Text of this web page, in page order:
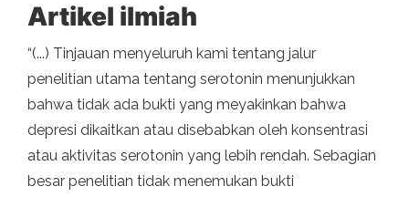
Artikel ilmiah
“(...) Tinjauan menyeluruh kami tentang jalur
penelitian utama tentang serotonin menunjukkan
bahwa tidak ada bukti yang meyakinkan bahwa
depresi dikaitkan atau disebabkan oleh konsentrasi
atau aktivitas serotonin yang lebih rendah. Sebagian
besar penelitian tidak menemukan bukti